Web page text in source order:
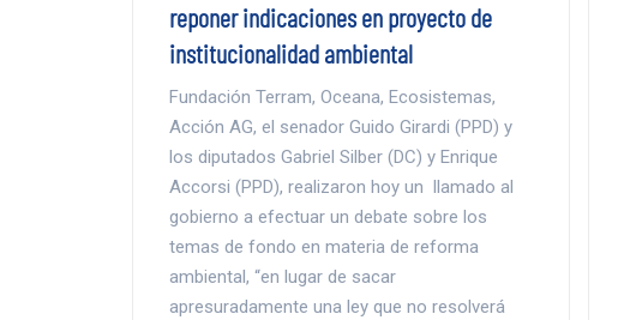
reponer indicaciones en proyecto de
institucionalidad ambiental
Fundación Terram, Oceana, Ecosistemas,
Acción AG, el senador Guido Girardi (PPD) y
los diputados Gabriel Silber (DC) y Enrique
Accorsi (PPD), realizaron hoy un llamado al
gobierno a efectuar un debate sobre los
temas de fondo en materia de reforma
ambiental, “en lugar de sacar
apresuradamente una ley que no resolverá